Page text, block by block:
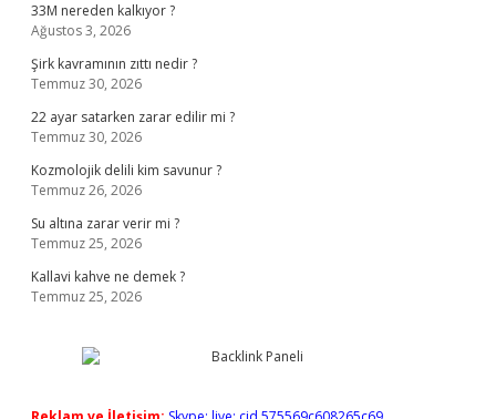
33M nereden kalkıyor ?
Ağustos 3, 2026
Şirk kavramının zıttı nedir ?
Temmuz 30, 2026
22 ayar satarken zarar edilir mi ?
Temmuz 30, 2026
Kozmolojik delili kim savunur ?
Temmuz 26, 2026
Su altına zarar verir mi ?
Temmuz 25, 2026
Kallavi kahve ne demek ?
Temmuz 25, 2026